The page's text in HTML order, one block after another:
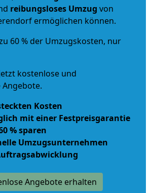
reibungsloses Umzug von
ermöglichen können.
60 % der Umzugskosten, nur
kostenlose und
Kosten
mit einer Festpreisgarantie
% sparen
Umzugsunternehmen
Angebote erhalten